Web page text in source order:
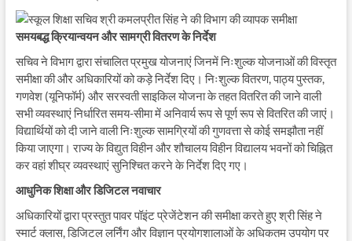
k
p
समयबद्ध क्रियान्वयन और सामग्री वितरण के निर्देश
सचिव ने विभाग द्वारा संचालित प्रमुख योजनाएं जिनमें निःशुल्क योजनाओं की विस्तृत
समीक्षा की और अधिकारियों को कड़े निर्देश दिए। निःशुल्क वितरण, पाठ्य पुस्तक,
गणवेश (यूनिफॉर्म) और सरस्वती साइकिल योजना के तहत वितरित की जाने वाली
सभी व्यवस्थाएं निर्धारित समय-सीमा में अनिवार्य रूप से पूर्ण रूप से वितरित की जाएं।
विद्यार्थियों को दी जाने वाली निःशुल्क सामग्रियों की गुणवत्ता से कोई समझौता नहीं
किया जाएगा। राज्य के विद्युत विहीन और शौचालय विहीन विद्यालय भवनों को चिह्नित
कर वहां शीघ्र व्यवस्थाएं सुनिश्चित करने के निर्देश दिए गए।
आधुनिक शिक्षा और डिजिटल नवाचार
अधिकारियों द्वारा प्रस्तुत पावर पॉइंट प्रेजेंटेशन की समीक्षा करते हुए श्री सिंह ने
स्मार्ट क्लास, डिजिटल लर्निंग और विज्ञान प्रयोगशालाओं के अधिकतम उपयोग पर